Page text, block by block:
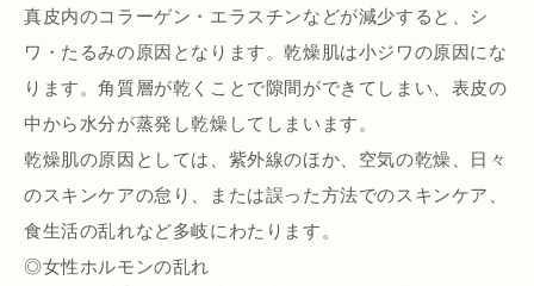
真皮内のコラーゲン・エラスチンなどが減少すると、シ
ワ・たるみの原因となります。乾燥肌は小ジワの原因にな
ります。角質層が乾くことで隙間ができてしまい、表皮の
中から水分が蒸発し乾燥してしまいます。
乾燥肌の原因としては、紫外線のほか、空気の乾燥、日々
のスキンケアの怠り、または誤った方法でのスキンケア、
食生活の乱れなど多岐にわたります。
◎女性ホルモンの乱れ